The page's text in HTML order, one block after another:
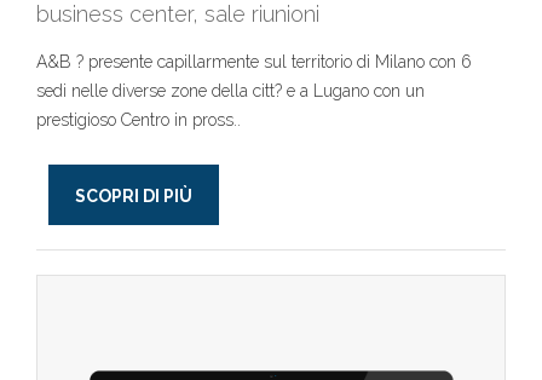
business center, sale riunioni
A&B ? presente capillarmente sul territorio di Milano con 6
sedi nelle diverse zone della citt? e a Lugano con un
prestigioso Centro in pross..
SCOPRI DI PIÙ